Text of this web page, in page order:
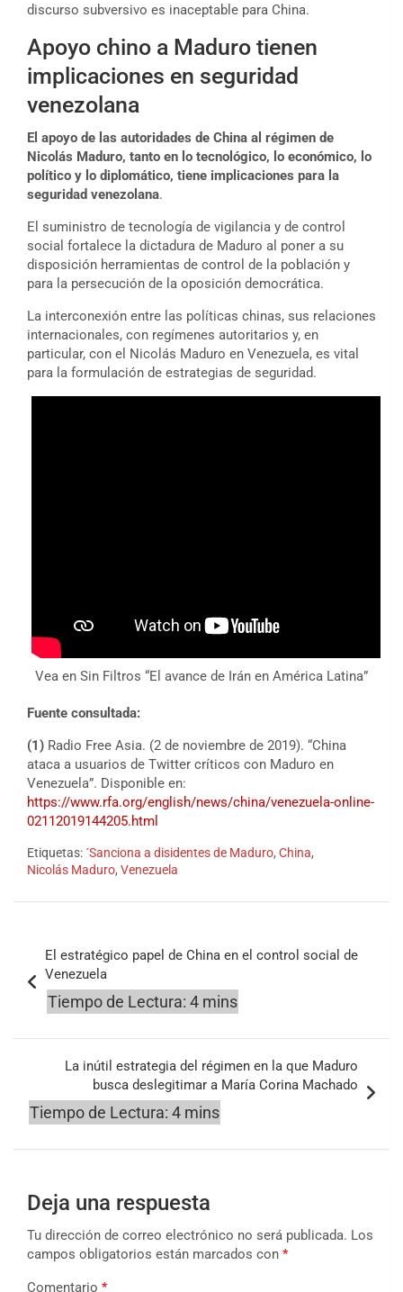
discurso subversivo es inaceptable para China.
Apoyo chino a Maduro tienen
implicaciones en seguridad
venezolana
El apoyo de las autoridades de China al régimen de
Nicolás Maduro, tanto en lo tecnológico, lo económico, lo
político y lo diplomático, tiene implicaciones para la
seguridad venezolana.
El suministro de tecnología de vigilancia y de control
social fortalece la dictadura de Maduro al poner a su
disposición herramientas de control de la población y
para la persecución de la oposición democrática.
La interconexión entre las políticas chinas, sus relaciones
internacionales, con regímenes autoritarios y, en
particular, con el Nicolás Maduro en Venezuela, es vital
para la formulación de estrategias de seguridad.
Vea en Sin Filtros “El avance de Irán en América Latina”
Fuente consultada:
(1) Radio Free Asia. (2 de noviembre de 2019). “China
ataca a usuarios de Twitter críticos con Maduro en
Venezuela”. Disponible en:
https://www.rfa.org/english/news/china/venezuela-online-
02112019144205.html
Etiquetas: ´Sanciona a disidentes de Maduro, China,
Nicolás Maduro, Venezuela
de
entradas
El estratégico papel de China en el control social de
Venezuela
La inútil estrategia del régimen en la que Maduro
busca deslegitimar a María Corina Machado
Deja una respuesta
Tu dirección de correo electrónico no será publicada. Los
campos obligatorios están marcados con *
Comentario *